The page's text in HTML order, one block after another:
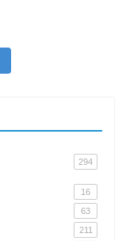
294
16
63
211